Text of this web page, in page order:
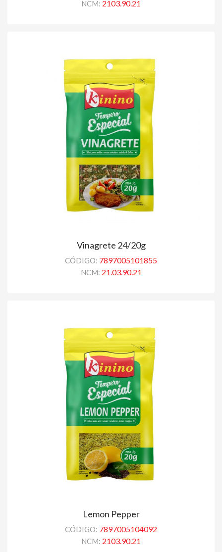
NCM: 2103.90.21
Vinagrete 24/20g
CÓDIGO: 7897005101855
NCM: 21.03.90.21
Lemon Pepper
CÓDIGO: 7897005104092
NCM: 2103.90.21